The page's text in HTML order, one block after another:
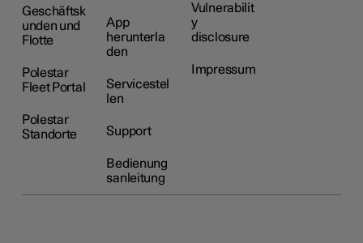
Geschäftsk
unden und
Flotte
Polestar
Fleet Portal
Polestar
Standorte
App
herunterla
den
Servicestel
len
Support
Bedienung
sanleitung
Vulnerabilit
y
disclosure
Impressum